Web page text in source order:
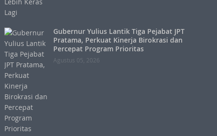
Gubernur Yulius Lantik Tiga Pejabat JPT
Pratama, Perkuat Kinerja Birokrasi dan
Percepat Program Prioritas
Agustus 05, 2026